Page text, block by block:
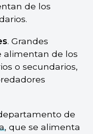
de los
. Grandes
alimentan de los
o secundarios,
de
, que se alimenta